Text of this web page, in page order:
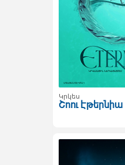
Կրկես
Շոու Էթերնիա